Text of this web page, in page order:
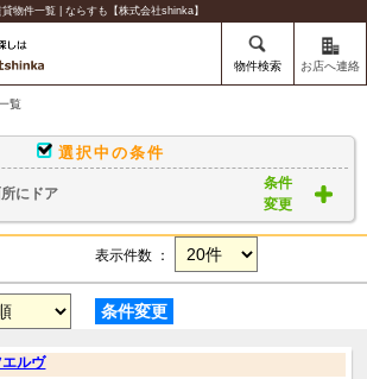
物件一覧 | ならすも【株式会社shinka】
物件検索 お店へ連絡
覧
選択中の条件
にドア
条件
変更
表示件数 ：
条件変更
ルヴ